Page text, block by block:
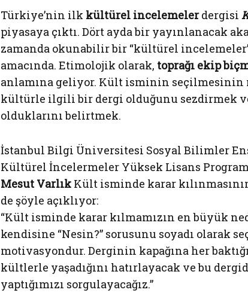
Türkiye’nin ilk kültürel incelemelerdergisi
piyasaya çıktı. Dört ayda bir yayınlanacak
zamanda okunabilir bir “kültürel
amacında. Etimolojik olarak, toprağı ekip
anlamına geliyor. Kült isminin seçilmesinin
kültürle ilgili bir dergi olduğunu sezdirmek
olduklarını belirtmek.
İstanbul Bilgi Üniversitesi Sosyal Bilimler
Kültürel İncelermeler Yüksek Lisans
Mesut Varlık Kült isminde karar
de şöyle açıklıyor:
“Kült isminde karar kılmamızın en büyük
kendisine “Nesin?” sorusunu soyadı olarak
motivasyondur. Derginin kapağına her
kültlerle yaşadığını hatırlayacak ve bu
yaptığımızı sorgulayacağız.”